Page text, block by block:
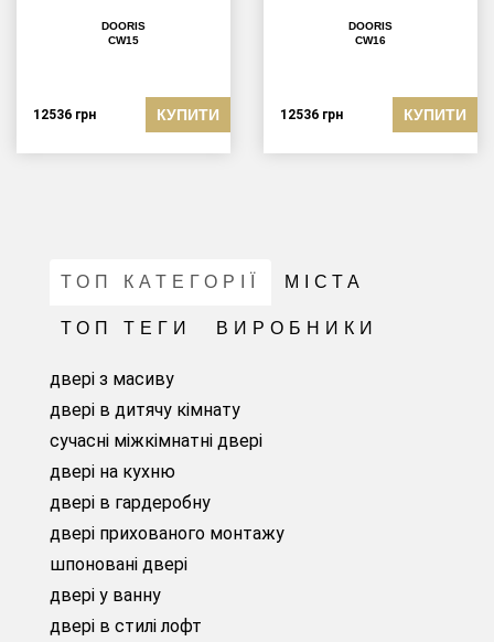
DOORIS
CW15
12536 грн КУПИТИ
DOORIS
CW16
12536 грн КУПИТИ
ТОП КАТЕГОРІЇ МІСТА
ТОП ТЕГИ ВИРОБНИКИ
двері з масиву
двері в дитячу кімнату
сучасні міжкімнатні двері
двері на кухню
двері в гардеробну
двері прихованого монтажу
шпоновані двері
двері у ванну
двері в стилі лофт